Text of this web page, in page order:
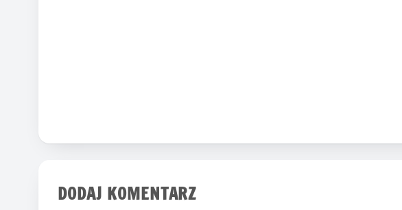
DODAJ KOMENTARZ